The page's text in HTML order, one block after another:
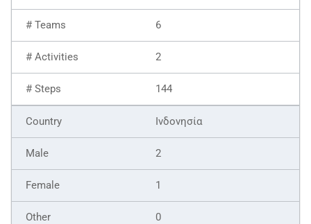
6
2
144
Ινδονησία
2
1
0